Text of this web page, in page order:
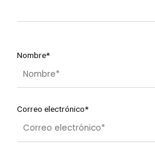
Nombre*
Correo electrónico*